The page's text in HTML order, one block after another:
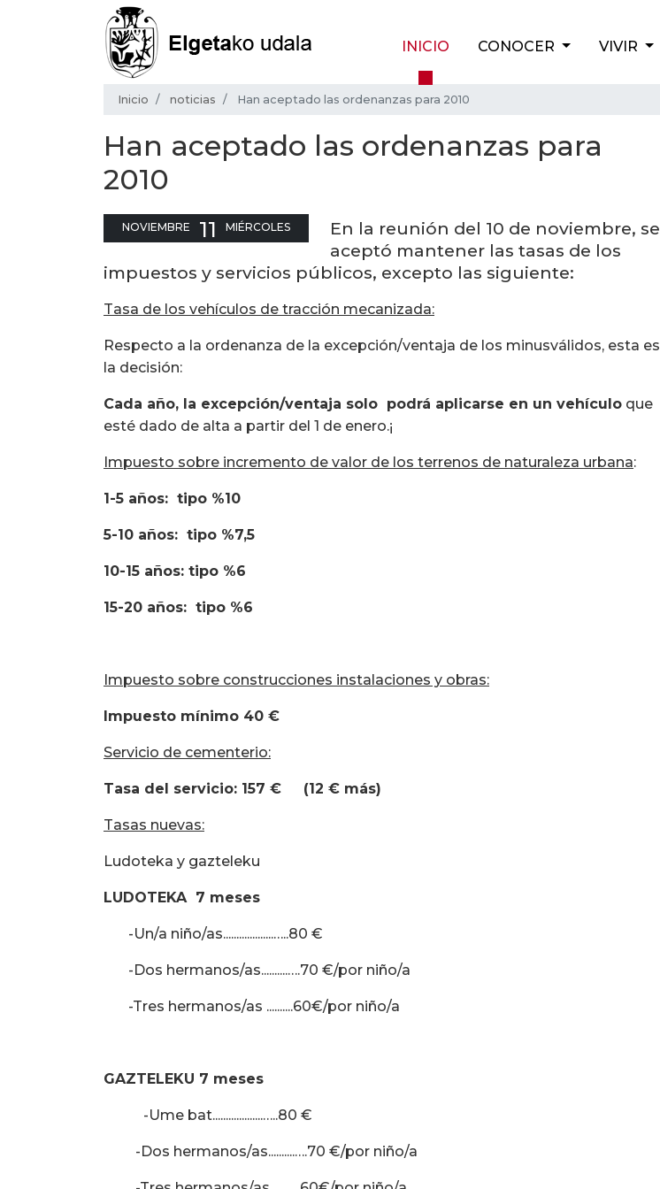
INICIO CONOCER VIVIR
Inicio noticias Han aceptado las ordenanzas para 2010
Han aceptado las ordenanzas para
2010
NOVIEMBRE 11 MIÉRCOLES
En la reunión del 10 de noviembre, se
aceptó mantener las tasas de los
impuestos y servicios públicos, excepto las siguiente:
Tasa de los vehículos de tracción mecanizada:
Respecto a la ordenanza de la excepción/ventaja de los minusválidos, esta es
la decisión:
Cada año, la excepción/ventaja solo podrá aplicarse en un vehículo que
esté dado de alta a partir del 1 de enero.¡
Impuesto sobre incremento de valor de los terrenos de naturaleza urbana:
1-5 años: tipo %10
5-10 años: tipo %7,5
10-15 años: tipo %6
15-20 años: tipo %6
Impuesto sobre construcciones instalaciones y obras:
Impuesto mínimo 40 €
Servicio de cementerio:
Tasa del servicio: 157 € (12 € más)
Tasas nuevas:
Ludoteka y gazteleku
LUDOTEKA 7 meses
-Un/a niño/as...................…..80 €
-Dos hermanos/as..........….70 €/por niño/a
-Tres hermanos/as ..........60€/por niño/a
GAZTELEKU 7 meses
-Ume bat...................…..80 €
-Dos hermanos/as..........….70 €/por niño/a